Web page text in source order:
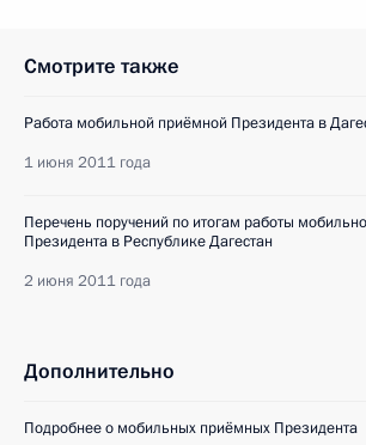
Смотрите также
Работа мобильной приёмной Президента в
1 июня 2011 года
Перечень поручений по итогам работы
Президента в Республике Дагестан
2 июня 2011 года
Дополнительно
Подробнее о мобильных приёмных Президента